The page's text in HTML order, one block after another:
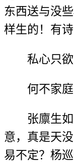
东西送与没
样生的！有诗
私心只
何不家
张廪生
意，真是天
易不定？杨